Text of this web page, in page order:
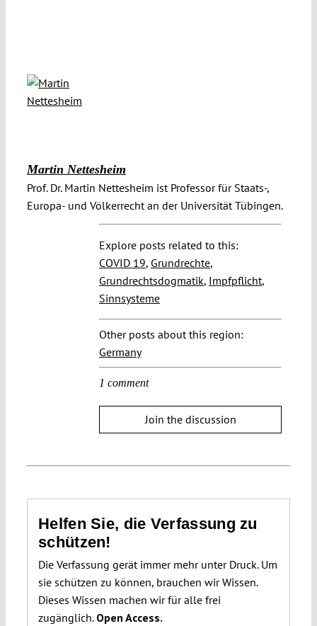
Martin Nettesheim
Prof. Dr. Martin Nettesheim ist Professor für Staats-,
Europa- und Völkerrecht an der Universität Tübingen.
Explore posts related to this:
COVID 19, Grundrechte,
Grundrechtsdogmatik, Impfpflicht,
Sinnsysteme
Other posts about this region:
Germany
1 comment
Join the discussion
Helfen Sie, die Verfassung zu
schützen!
Die Verfassung gerät immer mehr unter Druck. Um
sie schützen zu können, brauchen wir Wissen.
Dieses Wissen machen wir für alle frei
zugänglich. Open Access.